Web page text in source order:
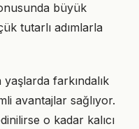
büyük
tutarlı adımlarla
farkındalık
avantajlar sağlıyor.
o kadar kalıcı